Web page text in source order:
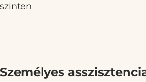
szinten
Személyes